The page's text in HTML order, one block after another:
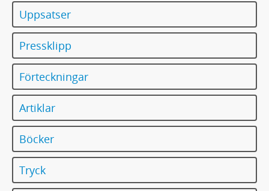
Uppsatser
Pressklipp
Förteckningar
Artiklar
Böcker
Tryck